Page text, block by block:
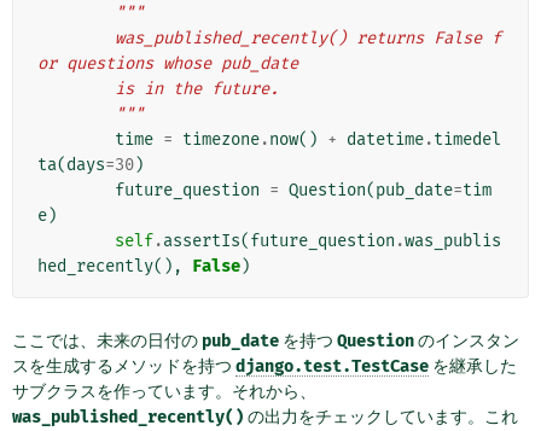
"""
or questions whose pub_date
        is in the future.
        """
time = timezone.now() + datetime.timedel
ta(days=30)
future_question = Question(pub_date=tim
e)
self.assertIs(future_question .was_publis
hed_recently(), False)
ここでは、未来の日付の pub_date を持つ Questionのインスタン
スを生成するメソッドを持つ django.test.TestCase を継承した
サブクラスを作っています。それから、
was_published_recently() の出力をチェックしています。これ